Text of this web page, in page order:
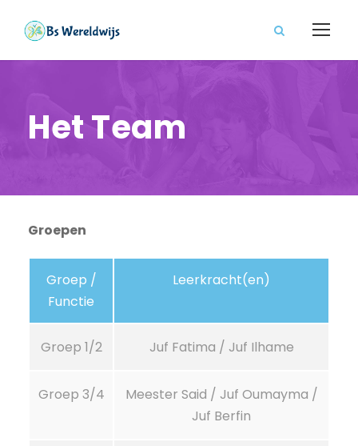
Het Team
Groepen
Groep /
Functie
Leerkracht(en)
Groep 1/2 Juf Fatima / Juf Ilhame
Groep 3/4
Meester Said / Juf Oumayma /
Juf Berfin